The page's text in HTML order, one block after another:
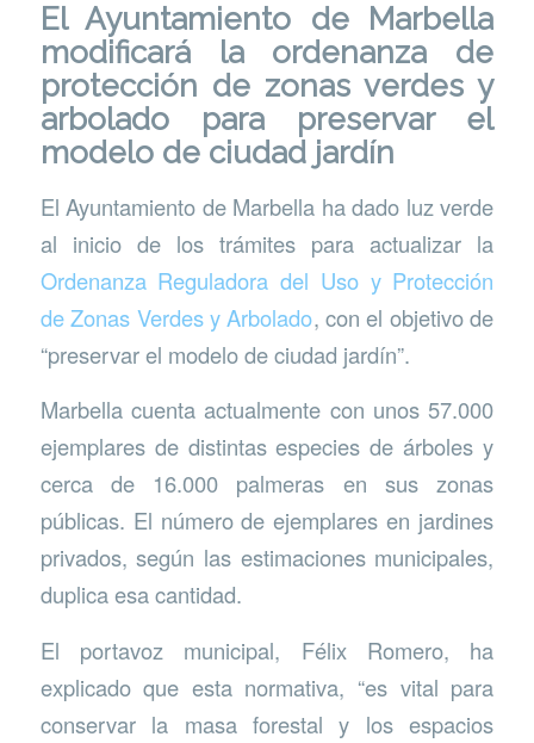
El Ayuntamiento de Marbella
modificará la ordenanza de
protección de zonas verdes y
arbolado para preservar el
modelo de ciudad jardín
El Ayuntamiento de Marbella ha dado luz verde
al inicio de los trámites para actualizar la
Ordenanza Reguladora del Uso y Protección
de Zonas Verdes y Arbolado, con el objetivo de
“preservar el modelo de ciudad jardín”.
Marbella cuenta actualmente con unos 57.000
ejemplares de distintas especies de árboles y
cerca de 16.000 palmeras en sus zonas
públicas. El número de ejemplares en jardines
privados, según las estimaciones municipales,
duplica esa cantidad.
El portavoz municipal, Félix Romero, ha
explicado que esta normativa, “es vital para
conservar la masa forestal y los espacios